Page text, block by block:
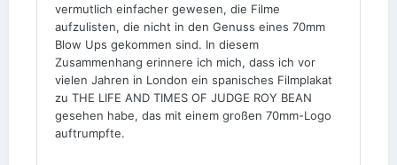
vermutlich einfacher gewesen, die Filme
aufzulisten, die nicht in den Genuss eines 70mm
Blow Ups gekommen sind. In diesem
Zusammenhang erinnere ich mich, dass ich vor
vielen Jahren in London ein spanisches Filmplakat
zu THE LIFE AND TIMES OF JUDGE ROY BEAN
gesehen habe, das mit einem großen 70mm-Logo
auftrumpfte.